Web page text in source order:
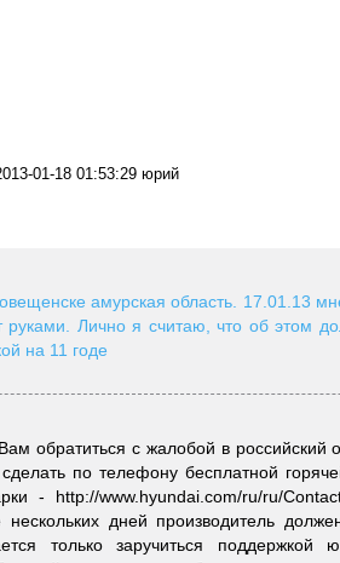
01-18 01:53:29 юрий
амурская область. 17.01.13
руками. Лично я считаю, что об этом
на 11 годе
обратиться с жалобой в российский
по телефону бесплатной
- http://www.hyundai.com/ru/ru/
дней производитель
только заручиться поддержкой